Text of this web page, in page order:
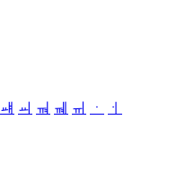
ㆈ ㆉ ㆊ ㆋ ㆌ ㆍ
ㆎ